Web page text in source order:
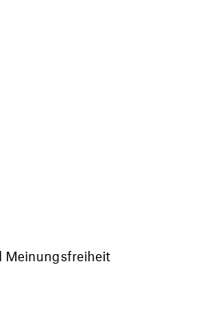
Meinungsfreiheit